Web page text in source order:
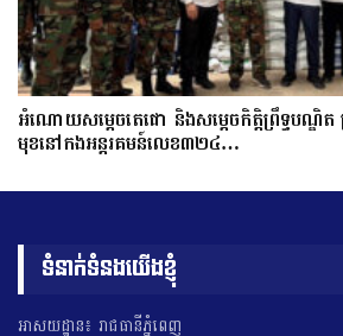
អំណោយសម្តេចតេជោ និងសម្តេចកិត្តិព្រឹទ្ធបណ្ឌិត
មុខនៅកងអន្តរគមន៍លេខ៣២៤…
ទំនាក់ទំនងយើងខ្ញុំ
អាសយដ្ឋាន៖ រាជធានីភ្នំពេញ